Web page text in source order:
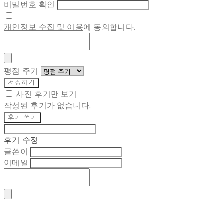
비밀번호 확인
개인정보 수집 및 이용에 동의합니다.
평점 주기
저장하기
사진 후기만 보기
작성된 후기가 없습니다.
후기 쓰기
후기 수정
글쓴이
이메일